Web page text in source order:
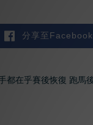
分享至Facebook